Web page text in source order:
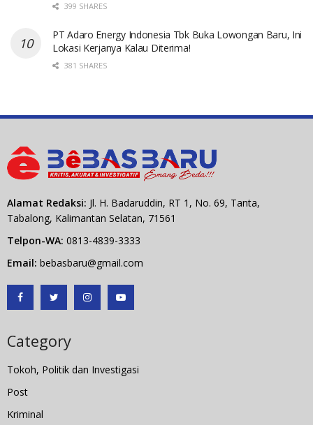
399 SHARES
PT Adaro Energy Indonesia Tbk Buka Lowongan Baru, Ini
Lokasi Kerjanya Kalau Diterima!
381 SHARES
Alamat Redaksi: Jl. H. Badaruddin, RT 1, No. 69, Tanta,
Tabalong, Kalimantan Selatan, 71561
Telpon-WA: 0813-4839-3333
Email: bebasbaru@gmail.com
Category
Tokoh, Politik dan Investigasi
Post
Kriminal